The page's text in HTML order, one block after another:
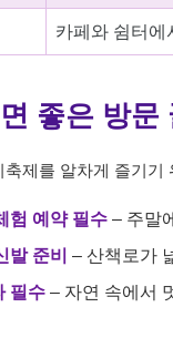
카페와 쉼터에
좋은 방문
축제를 알차게 즐기
험 예약 필수 – 주말
발 준비 – 산책로가
필수 – 자연 속에서